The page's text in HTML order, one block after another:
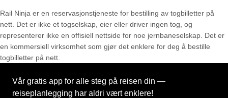
Rail Ninja er en reservasjons­tjeneste for bestilling av togbilletter på
nett. Det er ikke et togselskap, eier eller driver ingen tog, og
representerer ikke en offisiell nettside for noe jernbaneselskap. Det er
en kommersiell virksomhet som gjør det enklere for deg å bestille
togbilletter på nett.
Vår gratis app for alle steg på reisen din —
reiseplanlegging har aldri vært enklere!